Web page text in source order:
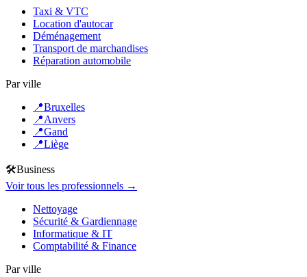
Taxi & VTC
Location d'autocar
Déménagement
Transport de marchandises
Réparation automobile
Par ville
📍Bruxelles
📍Anvers
📍Gand
📍Liège
🛠️Business
Voir tous les professionnels →
Nettoyage
Sécurité & Gardiennage
Informatique & IT
Comptabilité & Finance
Par ville